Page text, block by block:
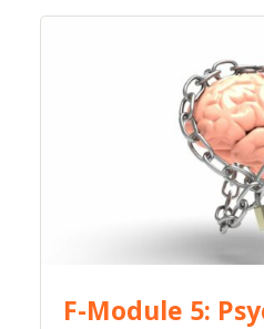
F-Module 5: